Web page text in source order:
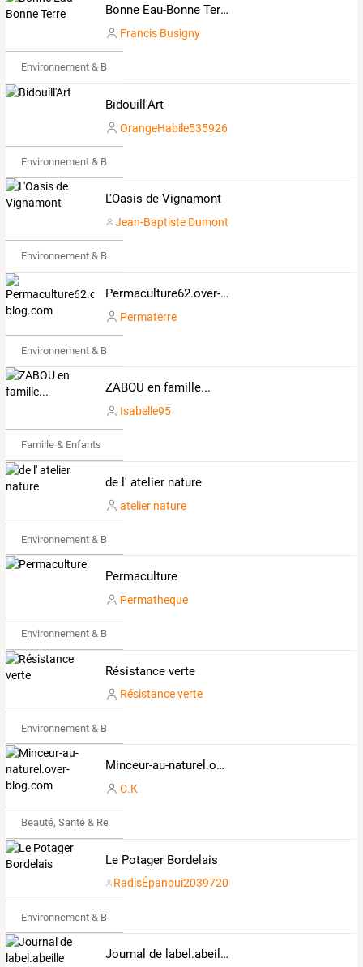
Bonne Eau-Bonne Terre
Francis Busigny
Environnement & Bio
Bidouill'Art
OrangeHabile535926
Environnement & Bio
L'Oasis de Vignamont
Jean-Baptiste Dumont
Environnement & Bio
Permaculture62.over-blog.com
Permaterre
Environnement & Bio
ZABOU en famille...
Isabelle95
Famille & Enfants
de l' atelier nature
atelier nature
Environnement & Bio
Permaculture
Permatheque
Environnement & Bio
Résistance verte
Résistance verte
Environnement & Bio
Minceur-au-naturel.over-blog.com
C.K
Beauté, Santé & Remise en forme
Le Potager Bordelais
RadisÉpanoui2039720
Environnement & Bio
Journal de label.abeille